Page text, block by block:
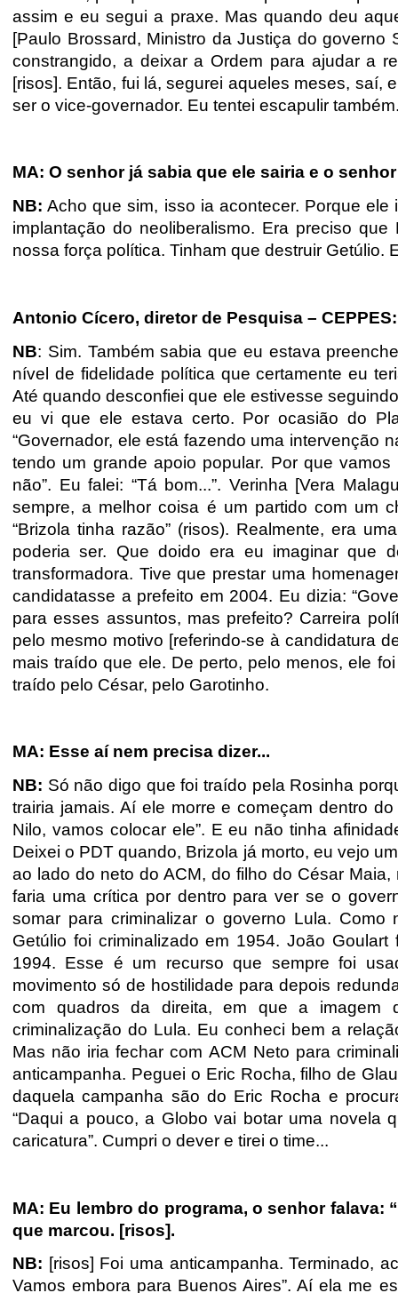
assim e eu segui a praxe. Mas quando deu
[Paulo Brossard, Ministro da Justiça do
constrangido, a deixar a Ordem para ajudar a
[risos]. Então, fui lá, segurei aqueles meses, saí,
ser o vice-governador. Eu tentei escapulir
MA: O senhor já sabia que ele sairia e o
NB: Acho que sim, isso ia acontecer. Porque
implantação do neoliberalismo. Era preciso
nossa força política. Tinham que destruir
Antonio Cícero, diretor de Pesquisa –
NB: Sim. Também sabia que eu estava
nível de fidelidade política que certamente eu
Até quando desconfiei que ele estivesse
eu vi que ele estava certo. Por ocasião do
“Governador, ele está fazendo uma intervenção
tendo um grande apoio popular. Por que
não”. Eu falei: “Tá bom...”. Verinha [Vera
sempre, a melhor coisa é um partido com um
“Brizola tinha razão” (risos). Realmente, era
poderia ser. Que doido era eu imaginar que
transformadora. Tive que prestar uma
candidatasse a prefeito em 2004. Eu dizia:
para esses assuntos, mas prefeito? Carreira
pelo mesmo motivo [referindo-se à candidatura
mais traído que ele. De perto, pelo menos, ele
traído pelo César, pelo Garotinho.
MA: Esse aí nem precisa dizer...
NB: Só não digo que foi traído pela Rosinha
trairia jamais. Aí ele morre e começam dentro
Nilo, vamos colocar ele”. E eu não tinha
Deixei o PDT quando, Brizola já morto, eu vejo
ao lado do neto do ACM, do filho do César
faria uma crítica por dentro para ver se o
somar para criminalizar o governo Lula. Como
Getúlio foi criminalizado em 1954. João
1994. Esse é um recurso que sempre foi
movimento só de hostilidade para depois
com quadros da direita, em que a imagem
criminalização do Lula. Eu conheci bem a
Mas não iria fechar com ACM Neto para
anticampanha. Peguei o Eric Rocha, filho de
daquela campanha são do Eric Rocha e
“Daqui a pouco, a Globo vai botar uma novela
caricatura”. Cumpri o dever e tirei o time...
MA: Eu lembro do programa, o senhor falava:
que marcou. [risos].
NB: [risos] Foi uma anticampanha. Terminado,
Vamos embora para Buenos Aires”. Aí ela me